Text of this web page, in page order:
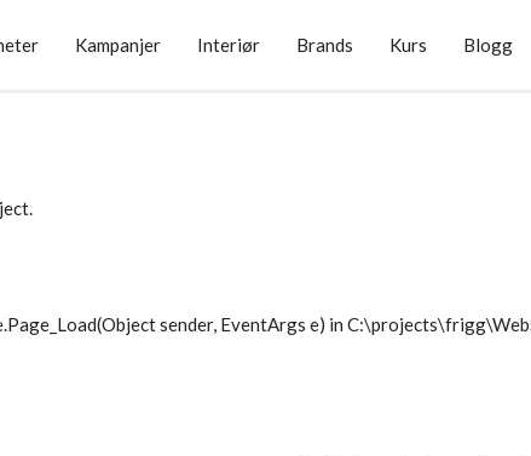
Kampanjer Interiør Brands Kurs Blogg
sender, EventArgs e) in